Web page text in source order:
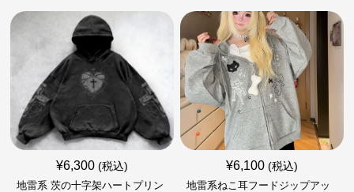
¥6,300 (税込)
地雷系 茨の十字架ハートプリン
¥6,100 (税込)
地雷系ねこ耳フードジップアッ